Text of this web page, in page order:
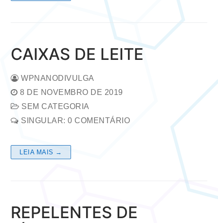
CAIXAS DE LEITE
WPNANODIVULGA
8 DE NOVEMBRO DE 2019
SEM CATEGORIA
SINGULAR: 0 COMENTÁRIO
LEIA MAIS →
REPELENTES DE